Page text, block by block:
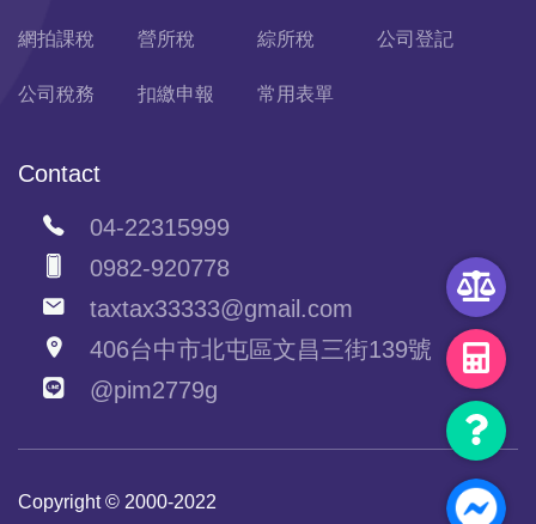
網拍課稅 營所稅 綜所稅 公司登記
公司稅務 扣繳申報 常用表單
Contact
04-22315999
0982-920778
taxtax33333@gmail.com
406台中市北屯區文昌三街139號
@pim2779g
Copyright © 2000-2022